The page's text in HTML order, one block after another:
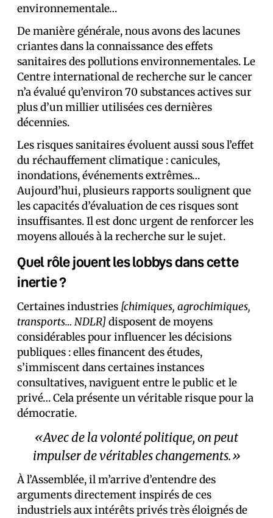
environnementale…
De manière générale, nous avons des lacunes
criantes dans la connaissance des effets
sanitaires des pollutions environnementales. Le
Centre international de recherche sur le cancer
n’a évalué qu’environ 70 substances actives sur
plus d’un millier utilisées ces dernières
décennies.
Les risques sanitaires évoluent aussi sous l’effet
du réchauffement climatique : canicules,
inondations, événements extrêmes…
Aujourd’hui, plusieurs rapports soulignent que
les capacités d’évaluation de ces risques sont
insuffisantes. Il est donc urgent de renforcer les
moyens alloués à la recherche sur le sujet.
Quel rôle jouent les lobbys dans cette
inertie ?
Certaines industries [chimiques, agrochimiques,
transports… NDLR] disposent de moyens
considérables pour influencer les décisions
publiques : elles financent des études,
s’immiscent dans certaines instances
consultatives, naviguent entre le public et le
privé… Cela présente un véritable risque pour la
démocratie.
«Avec de la volonté politique, on peut
impulser de véritables changements.»
À l’Assemblée, il m’arrive d’entendre des
arguments directement inspirés de ces
industriels aux intérêts privés très éloignés de